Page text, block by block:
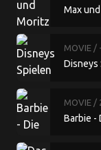
Max
MOVIE / -
Disneys
MOVIE /
Barbie -